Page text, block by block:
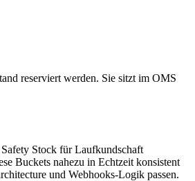
reserviert werden. Sie sitzt im OMS
Stock für Lauf­kund­schaft
Buckets nahezu in Echtzeit konsistent
und Webhooks-Logik passen.